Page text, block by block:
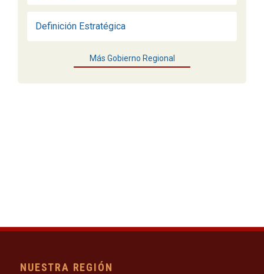
Definición Estratégica
Más Gobierno Regional
NUESTRA REGIÓN